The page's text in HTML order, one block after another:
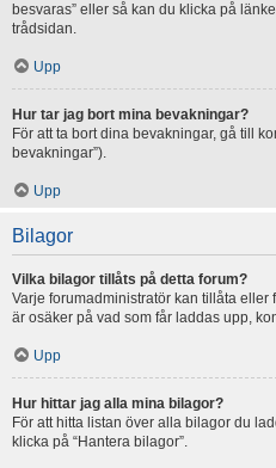
besvaras” eller så kan du klicka på
trådsidan.
Upp
Hur tar jag bort mina bevakningar?
För att ta bort dina bevakningar, gå till
bevakningar”).
Upp
Bilagor
Vilka bilagor tillåts på detta forum?
Varje forumadministratör kan tillåta eller
är osäker på vad som får laddas upp,
Upp
Hur hittar jag alla mina bilagor?
För att hitta listan över alla bilagor du
klicka på “Hantera bilagor”.